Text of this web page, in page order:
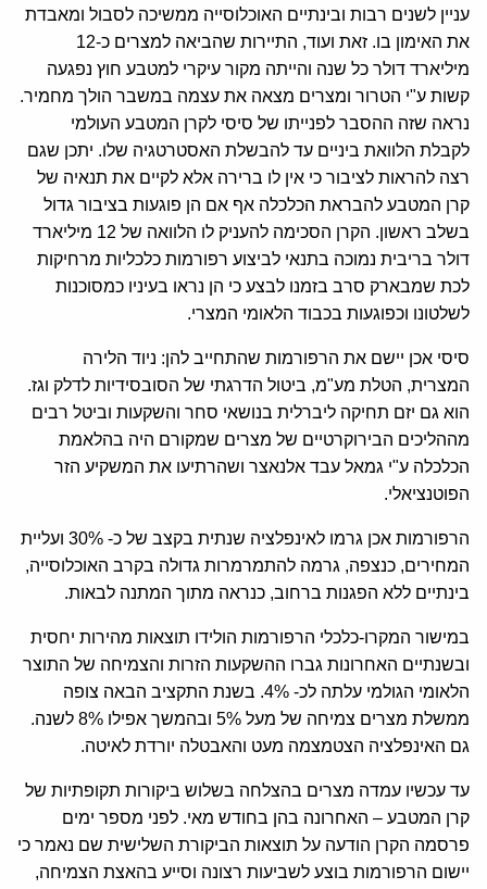
עניין לשנים רבות ובינתיים האוכלוסייה ממשיכה לסבול ומאבדת
את האימון בו. זאת ועוד, התיירות שהביאה למצרים כ-12
מיליארד דולר כל שנה והייתה מקור עיקרי למטבע חוץ נפגעה
קשות ע"י הטרור ומצרים מצאה את עצמה במשבר הולך מחמיר.
נראה שזה ההסבר לפנייתו של סיסי לקרן המטבע העולמי
לקבלת הלוואת ביניים עד להבשלת האסטרטגיה שלו. יתכן שגם
רצה להראות לציבור כי אין לו ברירה אלא לקיים את תנאיה של
קרן המטבע להבראת הכלכלה אף אם הן פוגעות בציבור גדול
בשלב ראשון. הקרן הסכימה להעניק לו הלוואה של 12 מיליארד
דולר בריבית נמוכה בתנאי לביצוע רפורמות כלכליות מרחיקות
לכת שמבארק סרב בזמנו לבצע כי הן נראו בעיניו כמסוכנות
לשלטונו וכפוגעות בכבוד הלאומי המצרי.
סיסי אכן יישם את הרפורמות שהתחייב להן: ניוד הלירה
המצרית, הטלת מע"מ, ביטול הדרגתי של הסובסידיות לדלק וגז.
הוא גם יזם תחיקה ליברלית בנושאי סחר והשקעות וביטל רבים
מההליכים הבירוקרטיים של מצרים שמקורם היה בהלאמת
הכלכלה ע"י גמאל עבד אלנאצר ושהרתיעו את המשקיע הזר
הפוטנציאלי.
הרפורמות אכן גרמו לאינפלציה שנתית בקצב של כ- 30% ועליית
המחירים, כנצפה, גרמה להתמרמרות גדולה בקרב האוכלוסייה,
בינתיים ללא הפגנות ברחוב, כנראה מתוך המתנה לבאות.
במישור המקרו-כלכלי הרפורמות הולידו תוצאות מהירות יחסית
ובשנתיים האחרונות גברו ההשקעות הזרות והצמיחה של התוצר
הלאומי הגולמי עלתה לכ- 4%. בשנת התקציב הבאה צופה
ממשלת מצרים צמיחה של מעל 5% ובהמשך אפילו 8% לשנה.
גם האינפלציה הצטמצמה מעט והאבטלה יורדת לאיטה.
עד עכשיו עמדה מצרים בהצלחה בשלוש ביקורות תקופתיות של
קרן המטבע – האחרונה בהן בחודש מאי. לפני מספר ימים
פרסמה הקרן הודעה על תוצאות הביקורת השלישית שם נאמר כי
יישום הרפורמות בוצע לשביעות רצונה וסייע בהאצת הצמיחה,